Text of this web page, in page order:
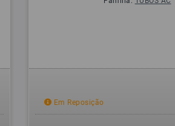
Em Reposição